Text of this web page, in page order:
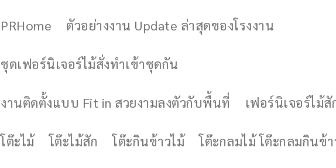
PRHome ตัวอย่างงาน Update ล่าสุดของโรงงาน
ชุดเฟอร์นิเจอร์ไม้สั่งทำเข้าชุดกัน
งานติดตั้งแบบ Fit in สวยงามลงตัวกับพื้นที่ เฟอร์นิเจอร์ไม้สั
โต๊ะไม้ โต๊ะไม้สัก โต๊ะกินข้าวไม้ โต๊ะกลมไม้ โต๊ะกลมกินข้า